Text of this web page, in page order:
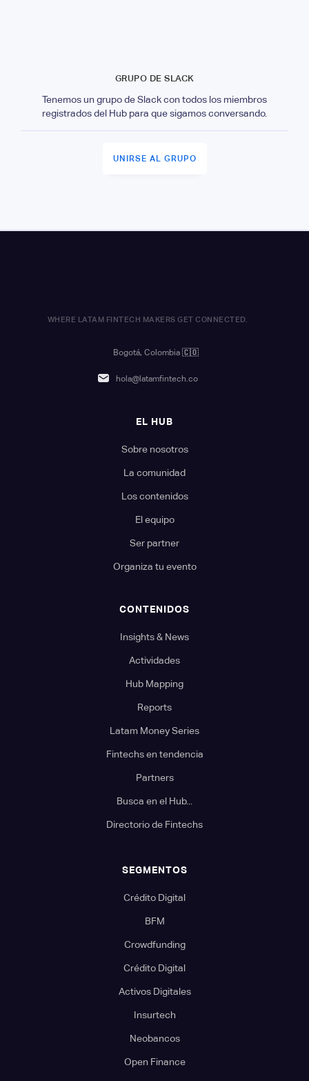
GRUPO DE SLACK
Tenemos un grupo de Slack con todos los miembros
registrados del Hub para que sigamos conversando.
UNIRSE AL GRUPO
WHERE LATAM FINTECH MAKERS GET CONNECTED.
Bogotá, Colombia 🇨🇴
hola@latamfintech.co
EL HUB
Sobre nosotros
La comunidad
Los contenidos
El equipo
Ser partner
Organiza tu evento
CONTENIDOS
Insights & News
Actividades
Hub Mapping
Reports
Latam Money Series
Fintechs en tendencia
Partners
Busca en el Hub...
Directorio de Fintechs
SEGMENTOS
Crédito Digital
BFM
Crowdfunding
Crédito Digital
Activos Digitales
Insurtech
Neobancos
Open Finance